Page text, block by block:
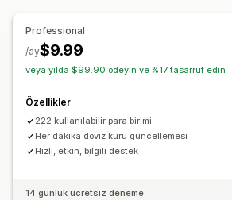
Professional
$9.99
/ay
veya yılda $99.90 ödeyin ve %17 tasarruf edin
Özellikler
222 kullanılabilir para birimi
Her dakika döviz kuru güncellemesi
Hızlı, etkin, bilgili destek
14 günlük ücretsiz deneme